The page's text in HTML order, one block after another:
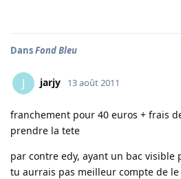
DansFond Bleu
J jarjy 13 août 2011
franchement pour 40 euros + frais
prendre la tete
par contre edy, ayant un bac visible
tu aurrais pas meilleur compte de